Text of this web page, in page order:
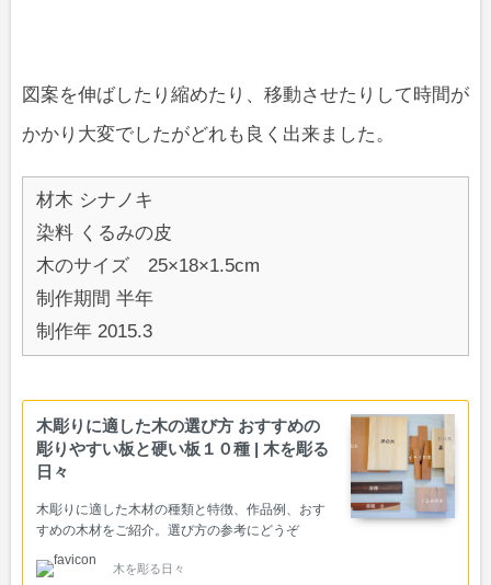
図案を伸ばしたり縮めたり、移動させたりして時間が
かかり大変でしたがどれも良く出来ました。
材木 シナノキ
染料 くるみの皮
木のサイズ 25×18×1.5cm
制作期間 半年
制作年 2015.3
木彫りに適した木の選び方 おすすめの
彫りやすい板と硬い板１０種 | 木を彫る
日々
木彫りに適した木材の種類と特徴、作品例、おす
すめの木材をご紹介。選び方の参考にどうぞ
木を彫る日々